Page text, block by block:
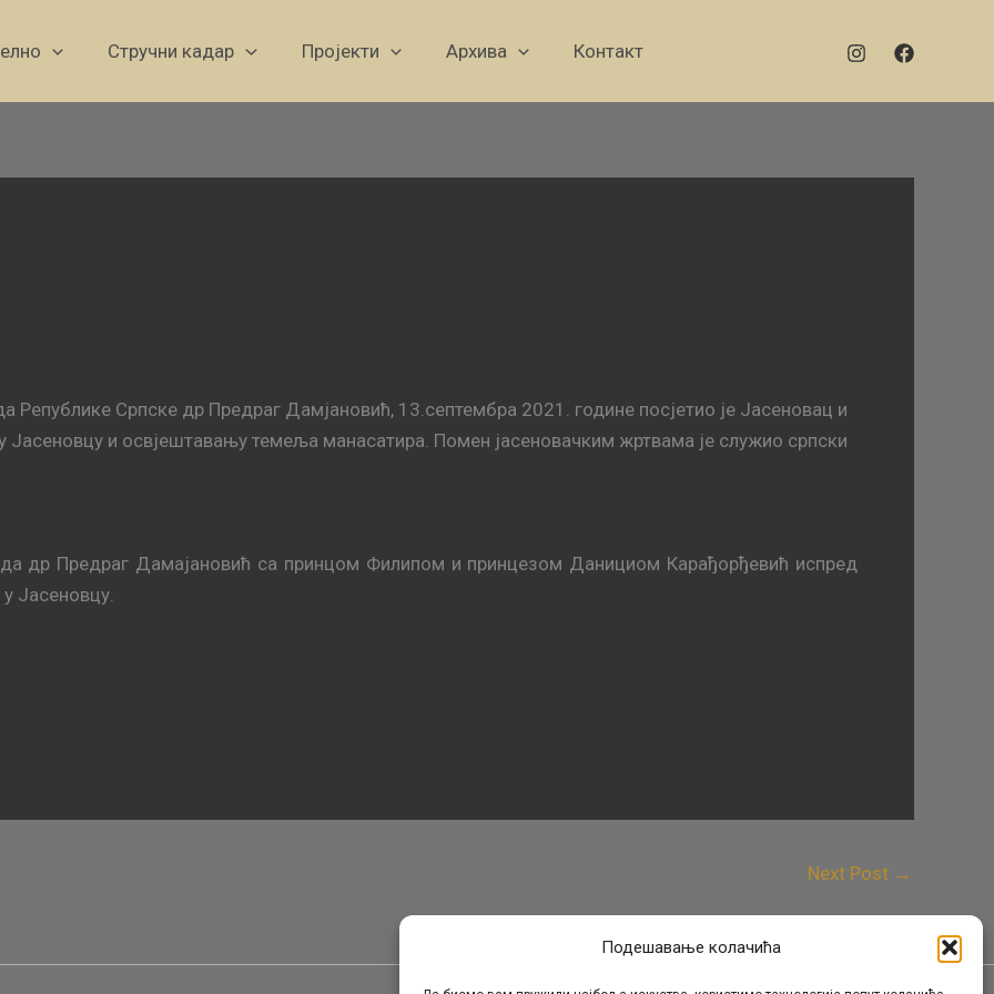
Подешавање колачића
Стручни кадар Пројекти Архива Контакт
Републике Српске др Предраг Дамјановић, 13.септембра 2021. године посјетио је Јасеновац и
Јасеновцу и освјештавању темеља манасатира. Помен јасеновачким жртвама је служио српски
др Предраг Дамајановић са принцом Филипом и принцезом Данициом Карађорђевић испред
Јасеновцу.
Next Post →